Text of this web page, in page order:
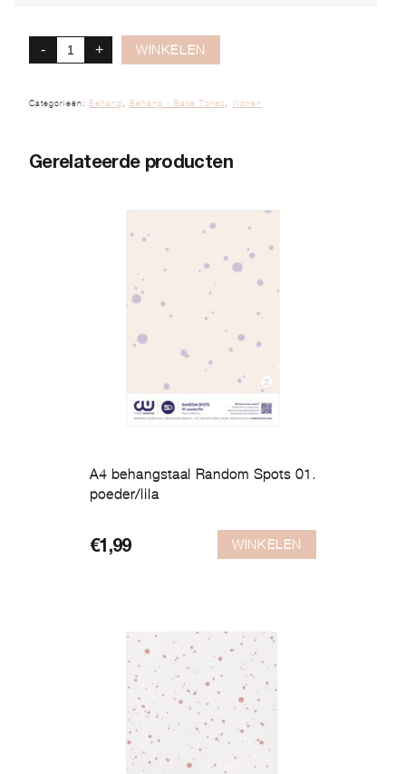
- + WINKELEN
Categorieën: Behang Behang - Base Tones ,Wonen
Gerelateerde producten
A4 behangstaal Random Spots 01.
poeder/lila
€1,99 WINKELEN